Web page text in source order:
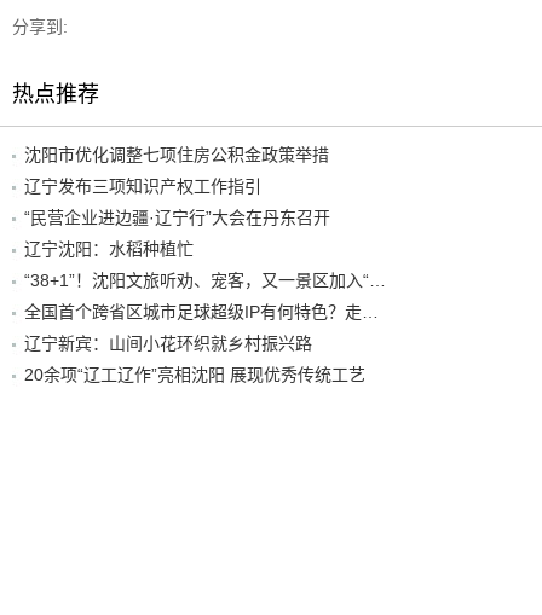
分享到:
热点推荐
沈阳市优化调整七项住房公积金政策举措
辽宁发布三项知识产权工作指引
“民营企业进边疆·辽宁行”大会在丹东召开
辽宁沈阳：水稻种植忙
辽宁新宾：山间小花环织就乡村振兴路
20余项“辽工辽作”亮相沈阳 展现优秀传统工艺